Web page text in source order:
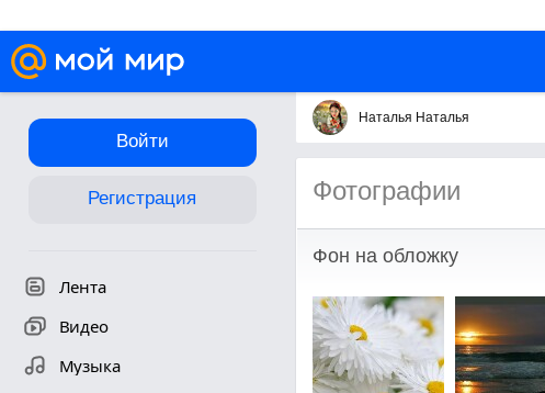
Войти
Регистрация
Лента
Видео
Музыка
Наталья Наталья
Фотографии
Фон на обложку